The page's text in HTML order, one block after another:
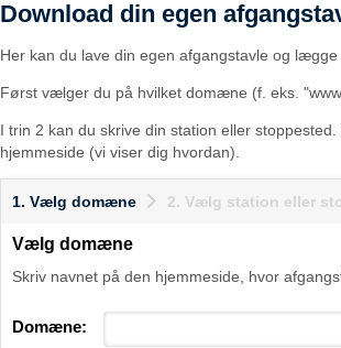
Download din egen
Her kan du lave din egen afgangstavle og
Først vælger du på hvilket domæne (f. eks.
I trin 2 kan du skrive din station eller
hjemmeside (vi viser dig hvordan).
1. Vælg domæne 2. Vælg station eller
Vælg domæne
Skriv navnet på den hjemmeside, hvor
Domæne: